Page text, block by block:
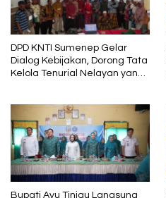
DPD KNTI Sumenep Gelar
Dialog Kebijakan, Dorong Tata
Kelola Tenurial Nelayan yang
Bupati Ayu Tinjau Langsung